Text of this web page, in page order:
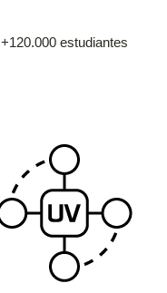
+120.000 estudiantes